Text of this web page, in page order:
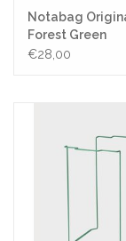
Notabag
Forest Green
€28,00